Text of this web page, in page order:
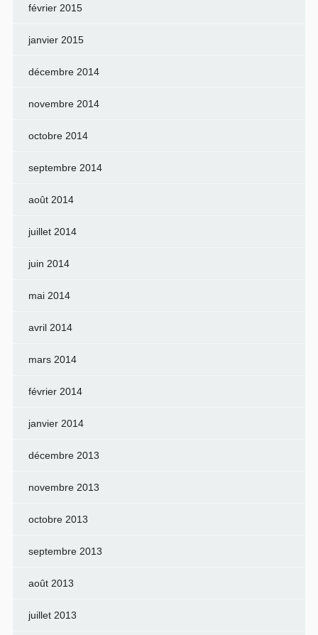
février 2015
janvier 2015
décembre 2014
novembre 2014
octobre 2014
septembre 2014
août 2014
juillet 2014
juin 2014
mai 2014
avril 2014
mars 2014
février 2014
janvier 2014
décembre 2013
novembre 2013
octobre 2013
septembre 2013
août 2013
juillet 2013